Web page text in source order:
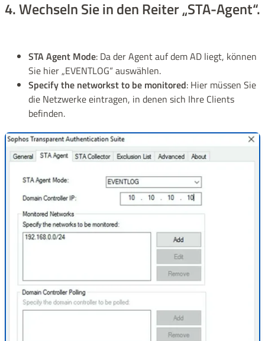
4. Wechseln Sie in den Reiter „STA-Agent“.
STA Agent Mode: Da der Agent auf dem AD liegt, können
Sie hier „EVENTLOG“ auswählen.
Specify the networkst to be monitored: Hier müssen Sie
die Netzwerke eintragen, in denen sich Ihre Clients
befinden.